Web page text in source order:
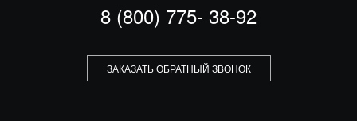
8 (800) 775- 38-92
ЗАКАЗАТЬ ОБРАТНЫЙ ЗВОНОК